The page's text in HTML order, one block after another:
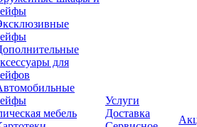
для
мебель
Услуги
Доставка